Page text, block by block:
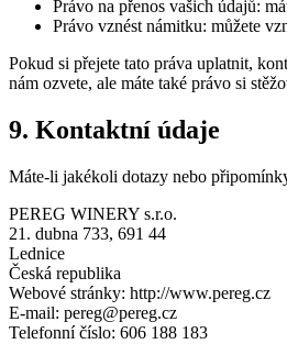
Právo na přenos vašich údajů:
Právo vznést námitku: můžete
Pokud si přejete tato práva uplatnit,
nám ozvete, ale máte také právo si
9. Kontaktní údaje
Máte-li jakékoli dotazy nebo
PEREG WINERY s.r.o.
21. dubna 733, 691 44
Lednice
Česká republika
Webové stránky: http://www.pereg.cz
E-mail: pereg@pereg.cz
Telefonní číslo: 606 188 183